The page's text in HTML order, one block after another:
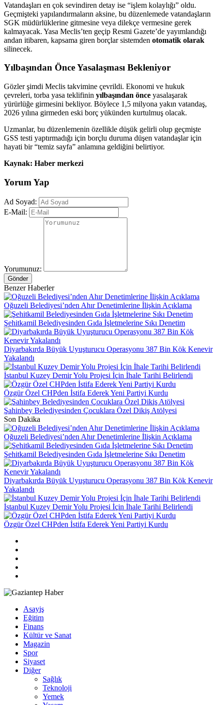
Vatandaşları en çok sevindiren detay ise “işlem kolaylığı” oldu.
Geçmişteki yapılandırmaların aksine, bu düzenlemede vatandaşların
SGK müdürlüklerine gitmesine veya dilekçe vermesine gerek
kalmayacak. Yasa Meclis’ten geçip Resmi Gazete’de yayımlandığı
andan itibaren, kapsama giren borçlar sistemden otomatik olarak
silinecek.
Yılbaşından Önce Yasalaşması Bekleniyor
Gözler şimdi Meclis takvimine çevrildi. Ekonomi ve hukuk
çevreleri, torba yasa teklifinin yılbaşından önce yasalaşarak
yürürlüğe girmesini bekliyor. Böylece 1,5 milyona yakın vatandaş,
2026 yılına girmeden eski borç yükünden kurtulmuş olacak.
Uzmanlar, bu düzenlemenin özellikle düşük gelirli olup geçmişte
GSS testi yaptırmadığı için borçlu duruma düşen vatandaşlar için
hayati bir “temiz sayfa” anlamına geldiğini belirtiyor.
Kaynak: Haber merkezi
Yorum Yap
Ad Soyad:
E-Mail:
Yorumunuz:
Gönder
Benzer Haberler
Oğuzeli Belediyesi’nden Ahır Denetimlerine İlişkin Açıklama
Şehitkamil Belediyesinden Gıda İşletmelerine Sıkı Denetim
Diyarbakırda Büyük Uyuşturucu Operasyonu 387 Bin Kök Kenevir
Yakalandı
İstanbul Kuzey Demir Yolu Projesi İçin İhale Tarihi Belirlendi
Özgür Özel CHPden İstifa Ederek Yeni Partiyi Kurdu
Şahinbey Belediyesinden Çocuklara Özel Dikiş Atölyesi
Son Dakika
Oğuzeli Belediyesi’nden Ahır Denetimlerine İlişkin Açıklama
Şehitkamil Belediyesinden Gıda İşletmelerine Sıkı Denetim
Diyarbakırda Büyük Uyuşturucu Operasyonu 387 Bin Kök Kenevir
Yakalandı
İstanbul Kuzey Demir Yolu Projesi İçin İhale Tarihi Belirlendi
Özgür Özel CHPden İstifa Ederek Yeni Partiyi Kurdu
Asayiş
Eğitim
Finans
Kültür ve Sanat
Magazin
Spor
Siyaset
Diğer
Sağlık
Teknoloji
Yemek